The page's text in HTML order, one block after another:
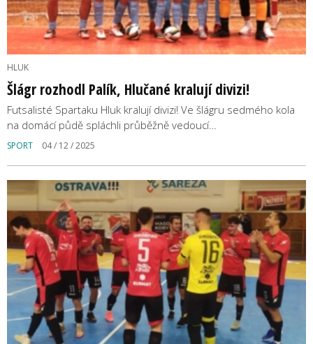
HLUK
Šlágr rozhodl Palík, Hlučané kralují divizi!
Futsalisté Spartaku Hluk kralují divizi! Ve šlágru sedmého kola
na domácí půdě spláchli průběžně vedoucí…
SPORT 04 / 12 / 2025